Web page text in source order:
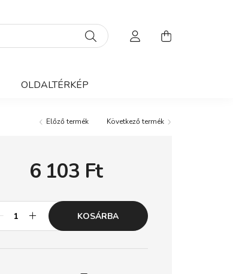
OLDALTÉRKÉP
Előző termék Következő termék
6 103 Ft
KOSÁRBA